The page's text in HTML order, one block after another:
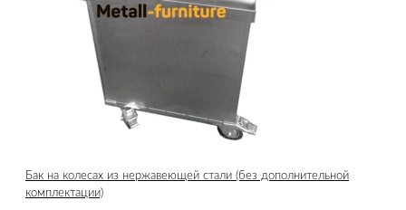
Бак на колесах из нержавеющей стали (без дополнительной
комплектации)